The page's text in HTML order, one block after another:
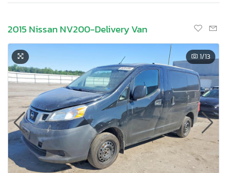
2015 Nissan NV200-Delivery Van
1/13